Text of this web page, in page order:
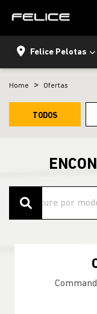
Felice Pelotas
Home Ofertas
TODOS